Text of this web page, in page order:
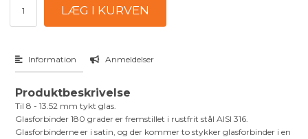
Information Anmeldelser
Produktbeskrivelse
Til 8 - 13.52 mm tykt glas.
Glasforbinder 180 grader er fremstillet i rustfrit stål AISI 316.
Glasforbinderne er i satin, og der kommer to stykker glasforbinder i en